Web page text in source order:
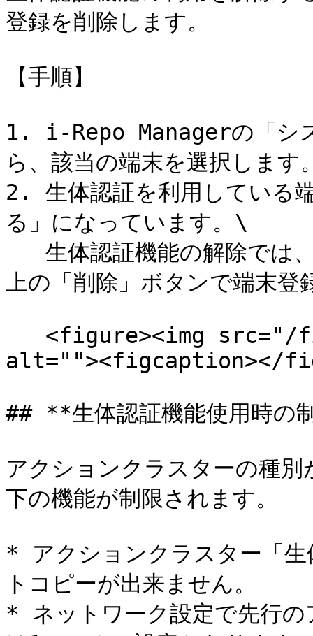
登録を削除します。
【手順】
1. i-Repo Managerの「シ
ら、該当の端末を選択します
2. 生体認証を利用している
る」になっています。\
上の「削除」ボタンで端末
alt=""><figcaption></
## **生体認証機能使用時の
アクションクラスターの種
下の機能が制限されます。
* アクションクラスター「生
トコピーが出来ません。
* ネットワーク設定で先行の